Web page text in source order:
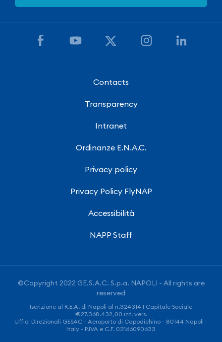
Contacts
Transparency
Intranet
Ordinanze E.N.A.C.
Privacy policy
Privacy Policy FlyNAP
Accessibilità
NAPP Staff
©Copyright 2022 GE.S.A.C. S.p.a. NAPOLI - All rights are
reserved
Iscrizione al R.E.A. di Napoli al n.324314 | Capitale Sociale
€27.368.432,00 int. vers.
Uffici Direzionali GESAC - Aeroporto di Capodichino - 80144 Napoli -
Italy - P.IVA e C.F. 03166090633